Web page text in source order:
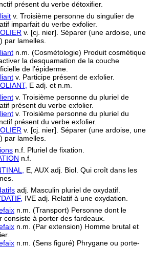
présent du verbe détoxifier.
v. Troisième personne du singulier de
imparfait du verbe exfolier.
v. [cj. nier]. Séparer (une ardoise, une
par lamelles.
n.m. (Cosmétologie) Produit cosmétique
la desquamation de la couche
de l’épiderme.
v. Participe présent de exfolier.
E adj. et n.m.
v. Troisième personne du pluriel de
présent du verbe exfolier.
v. Troisième personne du pluriel du
présent du verbe exfolier.
v. [cj. nier]. Séparer (une ardoise, une
par lamelles.
n.f. Pluriel de fixation.
n.f.
E, AUX adj. Biol. Qui croît dans les
adj. Masculin pluriel de oxydatif.
IVE adj. Relatif à une oxydation.
n.m. (Transport) Personne dont le
consiste à porter des fardeaux.
n.m. (Par extension) Homme brutal et
n.m. (Sens figuré) Phrygane ou porte-